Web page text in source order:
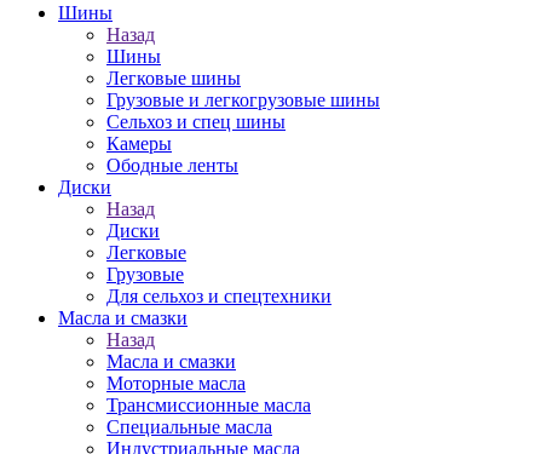
Шины
Назад
Шины
Легковые шины
Грузовые и легкогрузовые шины
Сельхоз и спец шины
Камеры
Ободные ленты
Диски
Назад
Диски
Легковые
Грузовые
Для сельхоз и спецтехники
Масла и смазки
Назад
Масла и смазки
Моторные масла
Трансмиссионные масла
Специальные масла
Индустриальные масла